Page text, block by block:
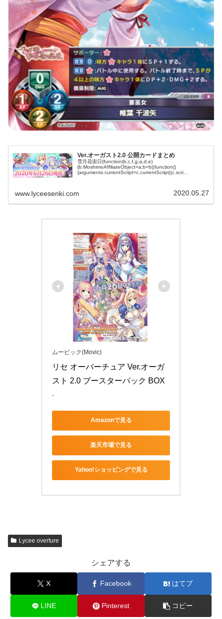
Ver.オーガスト2.0 公開カードまとめ
雪月花宙日(function(b,c,f,g,a,d,e)
{b.MoshimoAffiliateObject=a;b=b||function()
{arguments.currentScript=c.currentScript||c.scri...
www.lyceesenki.com 2020.05.27
ムービック(Movic)
リセ オーバーチュア Ver.オーガ
スト 2.0 ブースターパック BOX
-
Amazonで見る
楽天市場で見る
Yahoo!ショッピングで見る
Lycee overture
シェアする
X Facebook はてブ
LINE Pinterest コピー